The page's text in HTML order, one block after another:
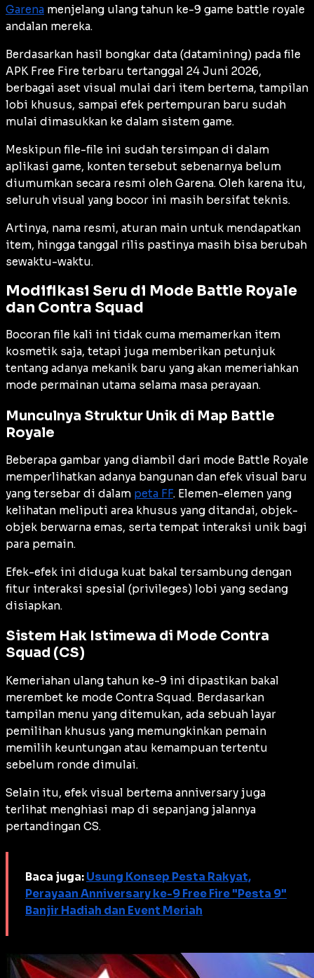
Garena menjelang ulang tahun ke-9 game battle royale
andalan mereka.
Berdasarkan hasil bongkar data (datamining) pada file
APK Free Fire terbaru tertanggal 24 Juni 2026,
berbagai aset visual mulai dari item bertema, tampilan
lobi khusus, sampai efek pertempuran baru sudah
mulai dimasukkan ke dalam sistem game.
Meskipun file-file ini sudah tersimpan di dalam
aplikasi game, konten tersebut sebenarnya belum
diumumkan secara resmi oleh Garena. Oleh karena itu,
seluruh visual yang bocor ini masih bersifat teknis.
Artinya, nama resmi, aturan main untuk mendapatkan
item, hingga tanggal rilis pastinya masih bisa berubah
sewaktu-waktu.
Modifikasi Seru di Mode Battle Royale
dan Contra Squad
Bocoran file kali ini tidak cuma memamerkan item
kosmetik saja, tetapi juga memberikan petunjuk
tentang adanya mekanik baru yang akan memeriahkan
mode permainan utama selama masa perayaan.
Munculnya Struktur Unik di Map Battle
Royale
Beberapa gambar yang diambil dari mode Battle Royale
memperlihatkan adanya bangunan dan efek visual baru
yang tersebar di dalam peta FF. Elemen-elemen yang
kelihatan meliputi area khusus yang ditandai, objek-
objek berwarna emas, serta tempat interaksi unik bagi
para pemain.
Efek-efek ini diduga kuat bakal tersambung dengan
fitur interaksi spesial (privileges) lobi yang sedang
disiapkan.
Sistem Hak Istimewa di Mode Contra
Squad (CS)
Kemeriahan ulang tahun ke-9 ini dipastikan bakal
merembet ke mode Contra Squad. Berdasarkan
tampilan menu yang ditemukan, ada sebuah layar
pemilihan khusus yang memungkinkan pemain
memilih keuntungan atau kemampuan tertentu
sebelum ronde dimulai.
Selain itu, efek visual bertema anniversary juga
terlihat menghiasi map di sepanjang jalannya
pertandingan CS.
Baca juga: Usung Konsep Pesta Rakyat,
Perayaan Anniversary ke-9 Free Fire "Pesta 9"
Banjir Hadiah dan Event Meriah